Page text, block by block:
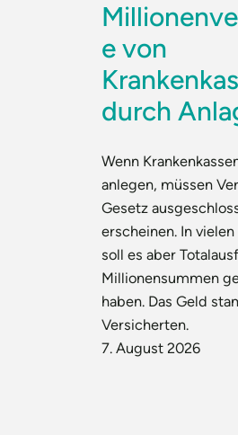
e von
durch
Wenn
anlegen, müssen
Gesetz
erscheinen. In vielen
soll es aber
Millionensummen
haben. Das Geld
Versicherten.
7. August 2026